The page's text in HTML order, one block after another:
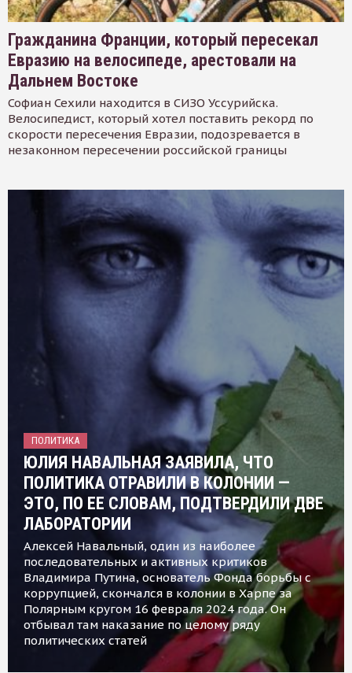
Гражданина Франции, который пересекал
Евразию на велосипеде, арестовали на
Дальнем Востоке
Софиан Сехили находится в СИЗО Уссурийска.
Велосипедист, который хотел поставить рекорд по
скорости пересечения Евразии, подозревается в
незаконном пересечении российской границы
ПОЛИТИКА
ЮЛИЯ НАВАЛЬНАЯ ЗАЯВИЛА, ЧТО
ПОЛИТИКА ОТРАВИЛИ В КОЛОНИИ —
ЭТО, ПО ЕЕ СЛОВАМ, ПОДТВЕРДИЛИ ДВЕ
ЛАБОРАТОРИИ
Алексей Навальный, один из наиболее
последовательных и активных критиков
Владимира Путина, основатель Фонда борьбы с
коррупцией, скончался в колонии в Харпе за
Полярным кругом 16 февраля 2024 года. Он
отбывал там наказание по целому ряду
политических статей